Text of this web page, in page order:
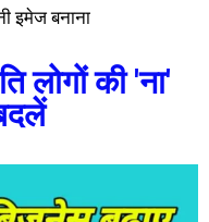
इमेज बनाना
लोगों की 'ना'